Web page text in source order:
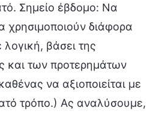
Σημείο έβδομο: Να
χρησιμοποιούν διάφορα
βάσει της
και των προτερημάτων
να αξιοποιείται με
τρόπο.) Ας αναλύσουμε,